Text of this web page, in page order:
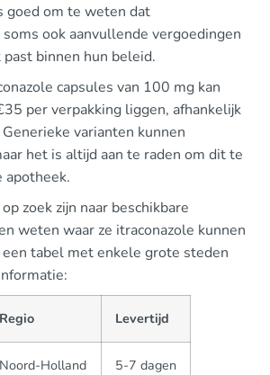
goed om te weten dat
ook aanvullende vergoedingen
binnen hun beleid.
capsules van 100 mg kan
per verpakking liggen, afhankelijk
varianten kunnen
het is altijd aan te raden om dit te
apotheek.
zoek zijn naar beschikbare
weten waar ze itraconazole kunnen
tabel met enkele grote steden
Regio Levertijd
Noord-Holland 5-7 dagen